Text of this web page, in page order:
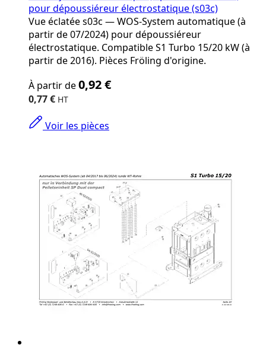
pour dépoussiéreur électrostatique (s03c)
Vue éclatée s03c — WOS-System automatique (à
partir de 07/2024) pour dépoussiéreur
électrostatique. Compatible S1 Turbo 15/20 kW (à
partir de 2016). Pièces Fröling d'origine.
price
depends
the
the
product
page
À partir de0,92 €
0,77 €
Voir les pièces